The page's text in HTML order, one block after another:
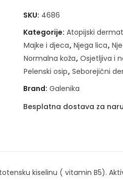
SKU: 4686
Kategorije: Atopijski
Majke i djeca, Njega lica,
Normalna koža, Osjetljiva i
Pelenski osip, Seborejični
Brand: Galenika
Besplatna dostava za
kiselinu ( vitamin B5).